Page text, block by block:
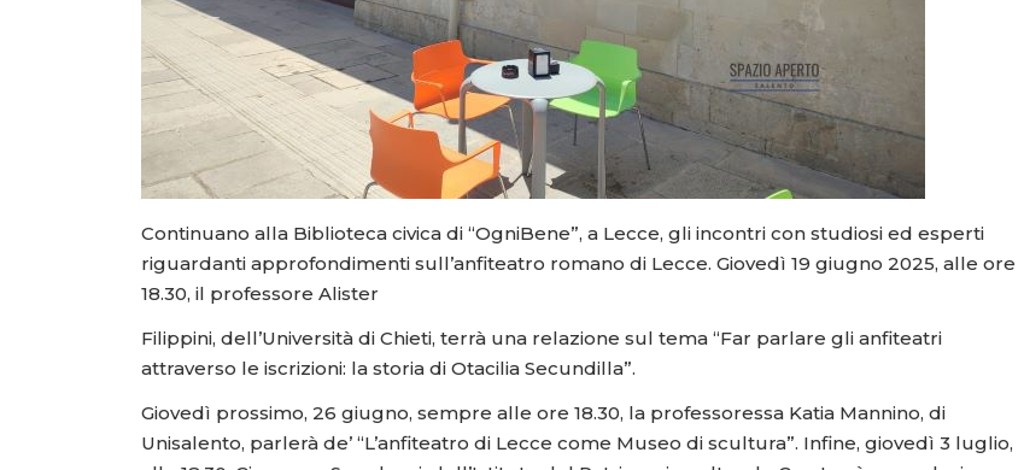
Continuano alla Biblioteca civica di “OgniBene”, a Lecce, gli incontri con studiosi ed esperti
riguardanti approfondimenti sull’anfiteatro romano di Lecce. Giovedì 19 giugno 2025, alle ore
18.30, il professore Alister
Filippini, dell’Università di Chieti, terrà una relazione sul tema “Far parlare gli anfiteatri
attraverso le iscrizioni: la storia di Otacilia Secundilla”.
Giovedì prossimo, 26 giugno, sempre alle ore 18.30, la professoressa Katia Mannino, di
Unisalento, parlerà de’ “L’anfiteatro di Lecce come Museo di scultura”. Infine, giovedì 3 luglio,